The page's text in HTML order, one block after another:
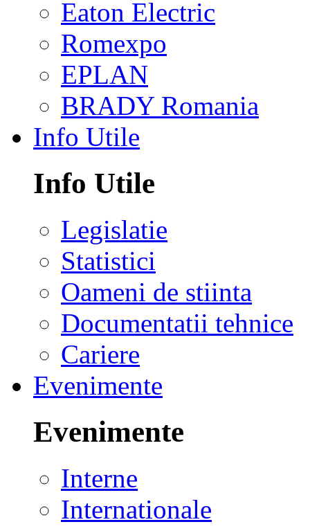
Eaton Electric
Romexpo
EPLAN
BRADY Romania
Info Utile
Info Utile
Legislatie
Statistici
Oameni de stiinta
Documentatii tehnice
Cariere
Evenimente
Evenimente
Interne
Internationale